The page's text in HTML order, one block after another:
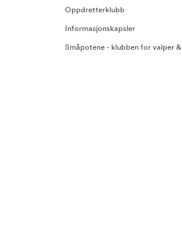
Oppdretterklubb
Informasjonskapsler
Småpotene - klubben for valper &